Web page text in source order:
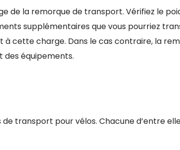
de la remorque de transport. Vérifiez le
supplémentaires que vous pourriez
cette charge. Dans le cas contraire, la
des équipements.
transport pour vélos. Chacune d’entre